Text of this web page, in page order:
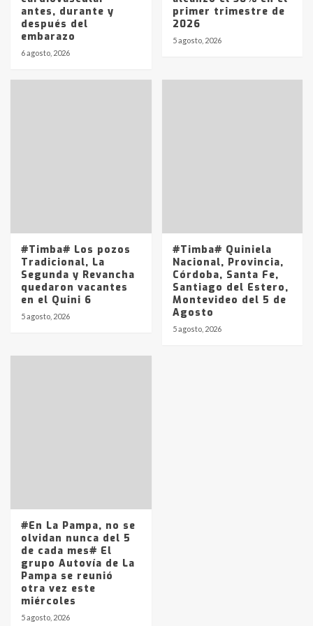
Identidad de los adolescentes
pampeanos que fueron
antes, durante y
después del
embarazo
6 agosto, 2026
primer trimestre de
2026
5 agosto, 2026
#Timba# Los pozos
Tradicional, La
Segunda y Revancha
quedaron vacantes
en el Quini 6
5 agosto, 2026
#Timba# Quiniela
Nacional, Provincia,
Córdoba, Santa Fe,
Santiago del Estero,
Montevideo del 5 de
Agosto
5 agosto, 2026
#En La Pampa, no se
olvidan nunca del 5
de cada mes# El
grupo Autovía de La
Pampa se reunió
otra vez este
miércoles
5 agosto, 2026